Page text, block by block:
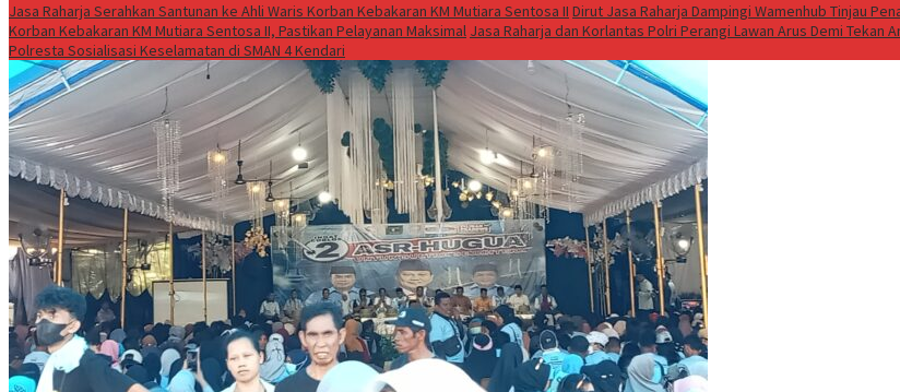
Jasa Raharja Serahkan Santunan ke Ahli Waris Korban Kebakaran KM Mutiara Sentosa II Dirut Jasa Raharja Dampingi Wamenhub Tinjau
Korban Kebakaran KM Mutiara Sentosa II, Pastikan Pelayanan Maksimal Jasa Raharja dan Korlantas Polri Perangi Lawan Arus Demi Tekan
Polresta Sosialisasi Keselamatan di SMAN 4 Kendari